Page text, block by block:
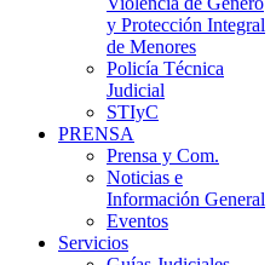
y Protección Integral
de Menores
Policía Técnica
Judicial
STIyC
PRENSA
Prensa y Com.
Noticias e
Información General
Eventos
Servicios